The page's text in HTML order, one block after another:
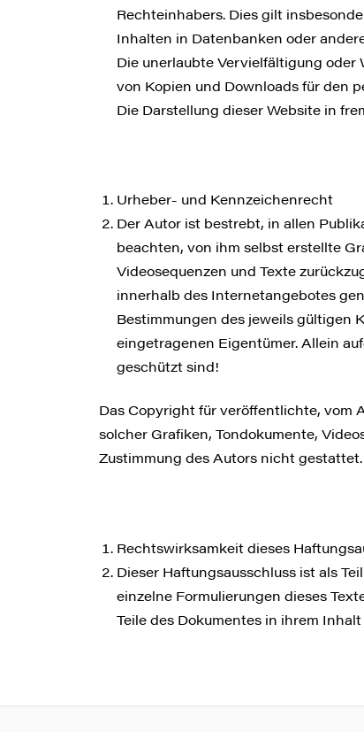
Rechteinhabers. Dies gilt
Inhalten in Datenbanken oder
Die unerlaubte Vervielfältigung
von Kopien und Downloads für den
Die Darstellung dieser Website in
Urheber- und Kennzeichenrecht
Der Autor ist bestrebt, in allen
beachten, von ihm selbst erstellte
Videosequenzen und Texte
innerhalb des Internetangebotes
Bestimmungen des jeweils gültigen
eingetragenen Eigentümer. Allein
geschützt sind!
Das Copyright für veröffentlichte, vom
solcher Grafiken, Tondokumente,
Zustimmung des Autors nicht gestattet.
Rechtswirksamkeit dieses
Dieser Haftungsausschluss ist als
einzelne Formulierungen dieses
Teile des Dokumentes in ihrem